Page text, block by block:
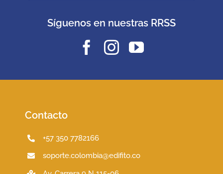
Síguenos en nuestras RRSS
Contacto
+57 350 7782166
soporte.colombia@edifito.co